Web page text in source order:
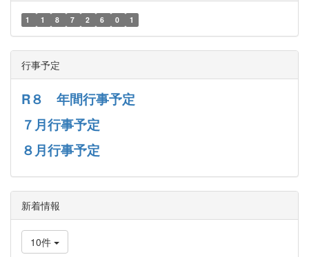
1 1 8 7 2 6 0 1
行事予定
R８ 年間行事予定
７月行事予定
８月行事予定
新着情報
10件